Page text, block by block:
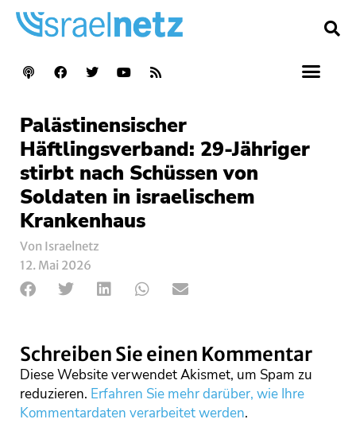
Palästinensischer
Häftlingsverband: 29-Jähriger
stirbt nach Schüssen von
Soldaten in israelischem
Krankenhaus
Von Israelnetz
12. Mai 2026
Schreiben Sie einen Kommentar
Diese Website verwendet Akismet, um Spam zu
reduzieren. Erfahren Sie mehr darüber, wie Ihre
Kommentardaten verarbeitet werden.